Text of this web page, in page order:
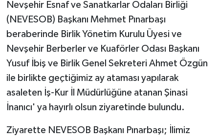
Nevşehir Esnaf ve Sanatkarlar Odaları Birliği
(NEVESOB) Başkanı Mehmet Pınarbaşı
beraberinde Birlik Yönetim Kurulu Üyesi ve
Nevşehir Berberler ve Kuaförler Odası Başkanı
Yusuf İbiş ve Birlik Genel Sekreteri Ahmet Özgün
ile birlikte geçtiğimiz ay ataması yapılarak
asaleten İş-Kur İl Müdürlüğüne atanan Şinasi
İnanıcı' ya hayırlı olsun ziyaretinde bulundu.
Ziyarette NEVESOB Başkanı Pınarbaşı; İlimiz